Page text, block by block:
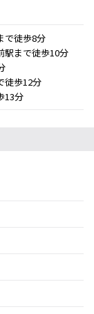
で徒歩8分
まで徒歩10分
徒歩12分
13分